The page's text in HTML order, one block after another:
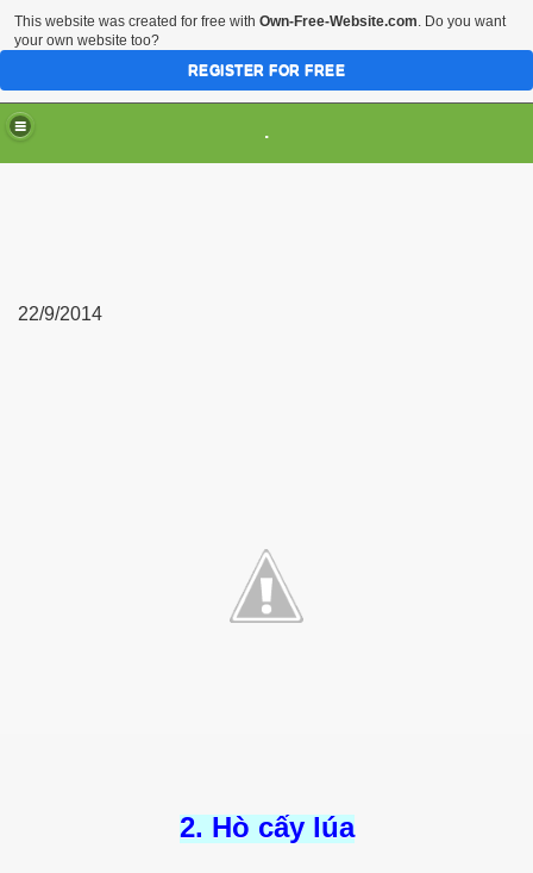
.
22/9/2014
2. Hò cấy lúa
This website was created for free with Own-Free-Website.com. Do you want
your own website too?
REGISTER FOR FREE